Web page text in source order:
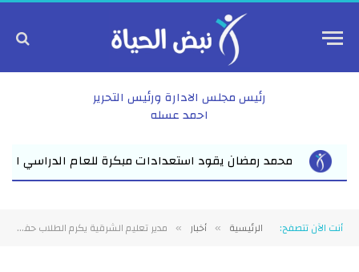
رئيس مجلس الادارة ورئيس التحرير
احمد عسله
الدراسي الجديد بفاقوس لقاء موسع يجمع نواب البرلمان
أنت الآن تتصفح: الرئيسية » أخبار » مدير تعليم الشرقية يكرم الطلاب حفظة القرآن الكريم والمحالين للمعاش فى احتفالية كبيرة